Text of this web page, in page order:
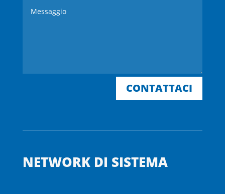
CONTATTACI
NETWORK DI SISTEMA